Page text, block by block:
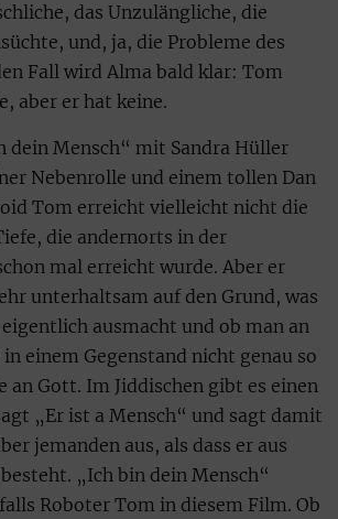
das Unzulängliche, die
und, ja, die Probleme des
Fall wird Alma bald klar: Tom
aber er hat keine.
dein Mensch“ mit Sandra Hüller
Nebenrolle und einem tollen Dan
Tom erreicht vielleicht nicht die
die andernorts in der
mal erreicht wurde. Aber er
unterhaltsam auf den Grund, was
ausmacht und ob man an
einem Gegenstand nicht genau so
an Gott. Im Jiddischen gibt es einen
„Er ist a Mensch“ und sagt damit
jemanden aus, als dass er aus
„Ich bin dein Mensch“
Roboter Tom in diesem Film. Ob